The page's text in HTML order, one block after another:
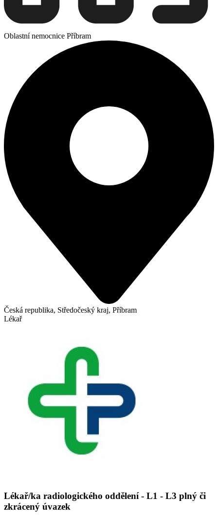
Oblastní nemocnice Příbram
Česká republika, Středočeský kraj, Příbram
Lékař
Lékař/ka radiologického oddělení - L1 - L3 plný či
zkrácený úvazek